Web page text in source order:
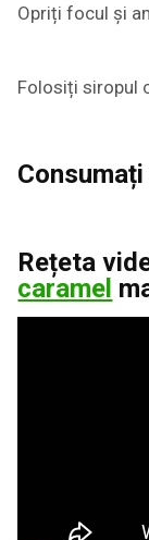
Opriți focul și
Folosiți siropul
Rețeta
caramel